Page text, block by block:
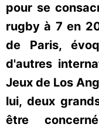
pour se
rugby à 7 en
de Paris,
d'autres
Jeux de Los
lui, deux
être